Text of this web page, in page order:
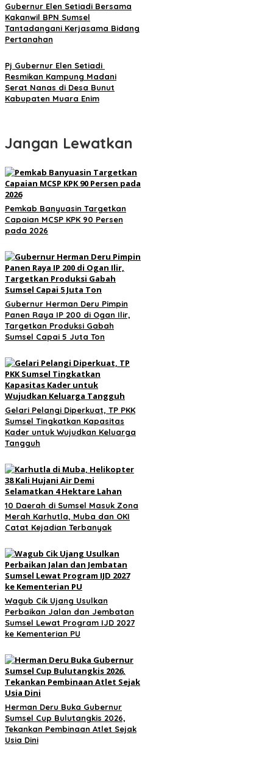
Gubernur Elen Setiadi Bersama
Kakanwil BPN Sumsel
Tantadangani Kerjasama Bidang
Pertanahan
Pj Gubernur Elen Setiadi
Resmikan Kampung Madani
Serat Nanas di Desa Bunut
Kabupaten Muara Enim
Jangan Lewatkan
Pemkab Banyuasin Targetkan
Capaian MCSP KPK 90 Persen
pada 2026
Gubernur Herman Deru Pimpin
Panen Raya IP 200 di Ogan Ilir,
Targetkan Produksi Gabah
Sumsel Capai 5 Juta Ton
Gelari Pelangi Diperkuat, TP PKK
Sumsel Tingkatkan Kapasitas
Kader untuk Wujudkan Keluarga
Tangguh
10 Daerah di Sumsel Masuk Zona
Merah Karhutla, Muba dan OKI
Catat Kejadian Terbanyak
Wagub Cik Ujang Usulkan
Perbaikan Jalan dan Jembatan
Sumsel Lewat Program IJD 2027
ke Kementerian PU
Herman Deru Buka Gubernur
Sumsel Cup Bulutangkis 2026,
Tekankan Pembinaan Atlet Sejak
Usia Dini